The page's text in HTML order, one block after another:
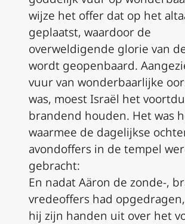
wijze het offer dat op het
geplaatst, waardoor de
overweldigende glorie van
wordt geopenbaard.
vuur van wonderbaarlijke
was, moest Israël het
brandend houden. Het was
waarmee de dagelijkse
avondoffers in de tempel
gebracht:
En nadat Aäron de zonde-,
vredeoffers had
hij zijn handen uit over het